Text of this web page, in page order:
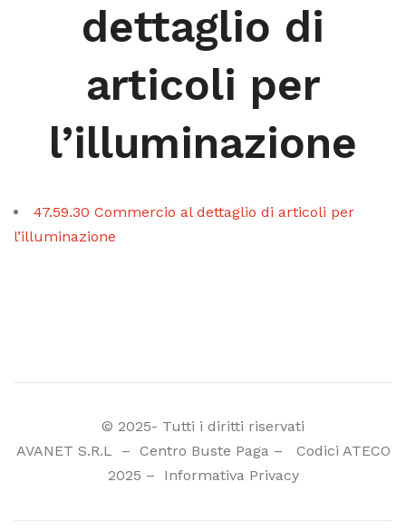
dettaglio di
articoli per
l’illuminazione
47.59.30 Commercio al dettaglio di articoli per
l’illuminazione
© 2025- Tutti i diritti riservati
AVANET S.R.L
– Centro Buste Paga– Codici ATECO
2025 – Informativa Privacy